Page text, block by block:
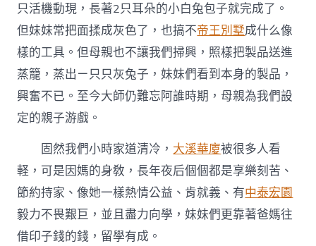
只活機動現，長著2只耳朵的小白兔包子就完成了。
但妹妹常把面揉成灰色了，也搞不帝王別墅成什么像
樣的工具。但母親也不讓我們掃興，照樣把製品送進
蒸籠，蒸出ㄧ只只灰兔子，妹妹們看到本身的製品，
興奮不已。至今大師仍難忘阿誰時期，母親為我們設
定的親子游戲。
固然我們小時家道清冷， 大溪華廈被很多人看
軽，可是因媽的身敎，長年夜后個個都是享樂刻苦、
節約持家、像她一樣熱情公益、肯就義、有中泰宏園
毅力不畏艱巨，並且盡力向學，妹妹們更靠著爸媽往
借印子錢的錢，留學有成。